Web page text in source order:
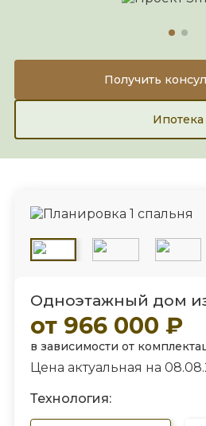
Получить
Ипотека
Одноэтажный дом
от 966 000 ₽
в зависимости от
Цена актуальная на
Технология: